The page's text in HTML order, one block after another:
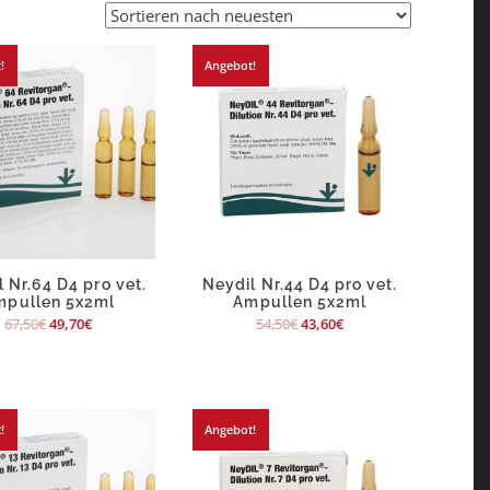
Nr.64 D4 pro vet.
5x2ml
67,50€49,70€
Angebot!
Neydil Nr.44 D4 pro vet.
Ampullen 5x2ml
54,50€43,60€
Angebot!